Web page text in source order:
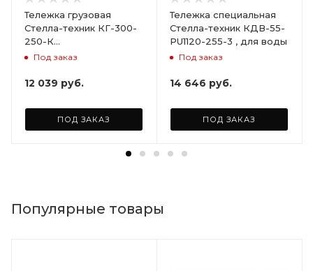
Тележка грузовая
Стелла-техник КГ-300-
250-К
грузоподъемность
Под заказ
12 039 руб.
ПОД ЗАКАЗ
Тележка специальная
Стелла-техник КДВ-55-
PU1120-255-3 , для воды
Под заказ
14 646 руб.
ПОД ЗАКАЗ
Популярные товары